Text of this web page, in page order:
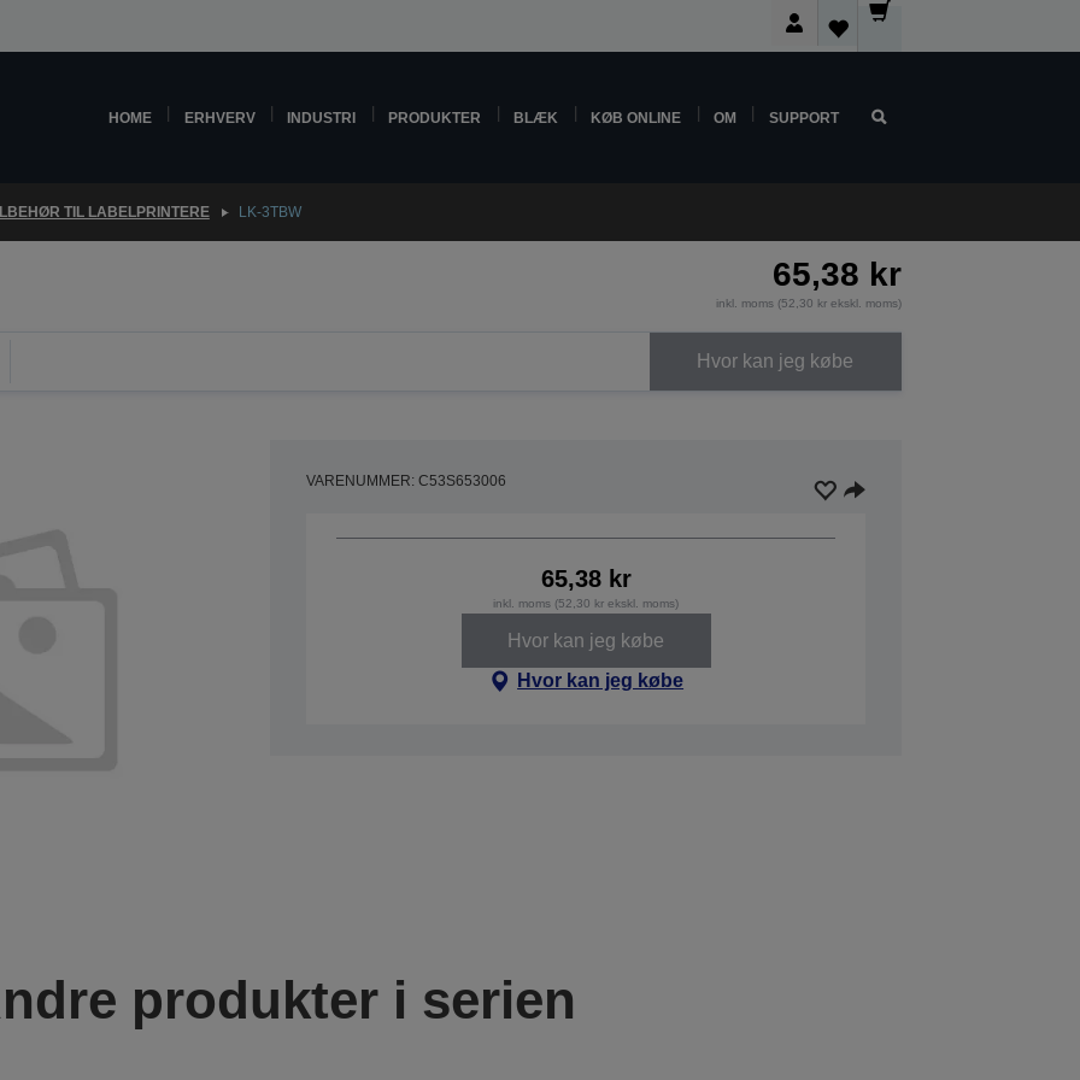
HOME ERHVERV INDUSTRI PRODUKTER BLÆK KØB ONLINE OM SUPPORT
TIL LABELPRINTERE LK-3TBW
65,38 kr
inkl. moms (52,30 kr ekskl. moms)
Hvor kan jeg købe
VARENUMMER: C53S653006
65,38 kr
inkl. moms (52,30 kr ekskl. moms)
Hvor kan jeg købe
Hvor kan jeg købe
produkter i serien